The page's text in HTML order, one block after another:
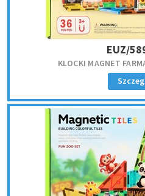
EUZ/
KLOCKI MAGNET